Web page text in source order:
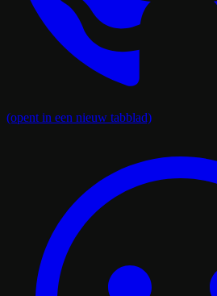
(opent in een nieuw tabblad)